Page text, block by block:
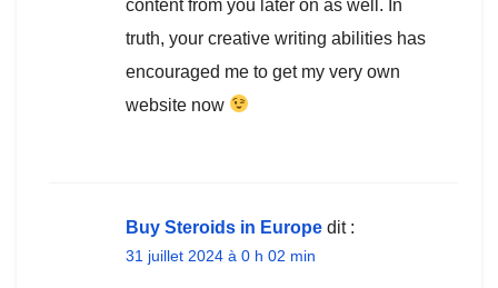
content from you later on as well. In
truth, your creative writing abilities has
encouraged me to get my very own
website now
Buy Steroids in Europe dit :
31 juillet 2024 à 0 h 02 min